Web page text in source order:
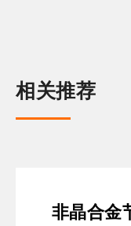
相关推荐
非晶合金